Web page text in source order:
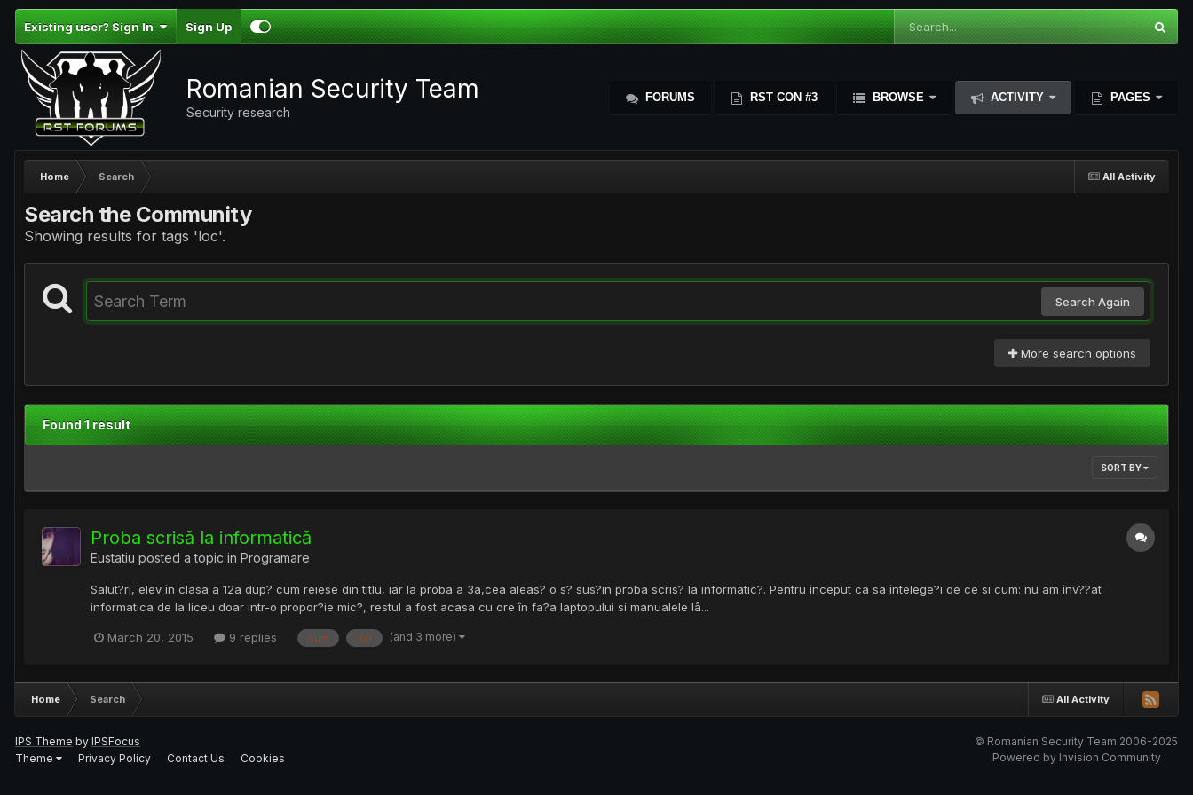
Existing user? Sign In Sign Up
Romanian Security Team
Security research
FORUMS RST CON #3 BROWSE ACTIVITY PAGES
All Activity
Home Search
Search the Community
Showing results for tags 'loc'.
Search Again
More search options
Found 1 result
SORT BY
Proba scrisă la informatică
Eustatiu posted a topic in Programare
Salut?ri, elev în clasa a 12a dup? cum reiese din titlu, iar la proba a 3a,cea aleas? o s? sus?in proba scris? la informatic?. Pentru început ca sa întelege?i de ce si cum: nu am înv??at
informatica de la liceu doar intr-o propor?ie mic?, restul a fost acasa cu ore în fa?a laptopului si manualele lâ...
March 20, 2015 9 replies cum dar (and 3 more)
All Activity
Home Search
IPS Theme by IPSFocus
Theme
Privacy Policy Contact Us Cookies
© Romanian Security Team 2006-2025
Powered by Invision Community